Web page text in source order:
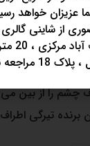
?
چشم
را از بین می
برنده تیرگی
عزیزان خواهد
از شاینی گالری
به
مراجعه نمایید.